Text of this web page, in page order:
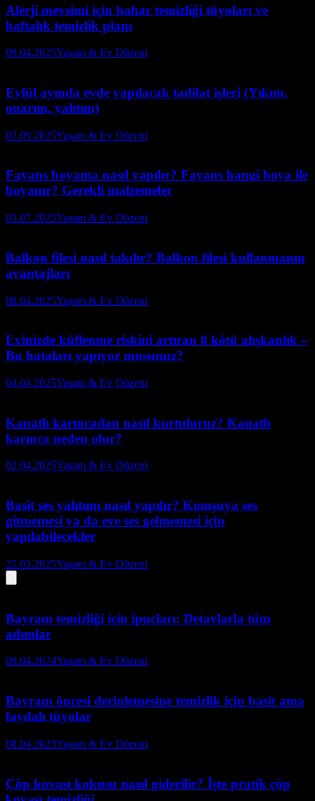
Alerji mevsimi için bahar temizliği tüyoları ve
haftalık temizlik planı
09.04.2025Yaşam & Ev Düzeni
Eylül ayında evde yapılacak tadilat işleri (Yıkım,
onarım, yalıtım)
02.09.2025Yaşam & Ev Düzeni
Fayans boyama nasıl yapılır? Fayans hangi boya ile
boyanır? Gerekli malzemeler
03.07.2025Yaşam & Ev Düzeni
Balkon filesi nasıl takılır? Balkon filesi kullanmanın
avantajları
08.04.2025Yaşam & Ev Düzeni
Evinizde küflenme riskini artıran 8 kötü alışkanlık –
Bu hataları yapıyor musunuz?
04.04.2025Yaşam & Ev Düzeni
Kanatlı karıncadan nasıl kurtuluruz? Kanatlı
karınca neden olur?
02.04.2025Yaşam & Ev Düzeni
Basit ses yalıtımı nasıl yapılır? Komşuya ses
gitmemesi ya da eve ses gelmemesi için
yapılabilecekler
25.03.2025Yaşam & Ev Düzeni
Bayram temizliği için ipuçları: Detaylarla tüm
adımlar
09.04.2024Yaşam & Ev Düzeni
Bayram öncesi derinlemesine temizlik için basit ama
faydalı tüyolar
08.04.2023Yaşam & Ev Düzeni
Çöp kovası kokusu nasıl giderilir? İşte pratik çöp